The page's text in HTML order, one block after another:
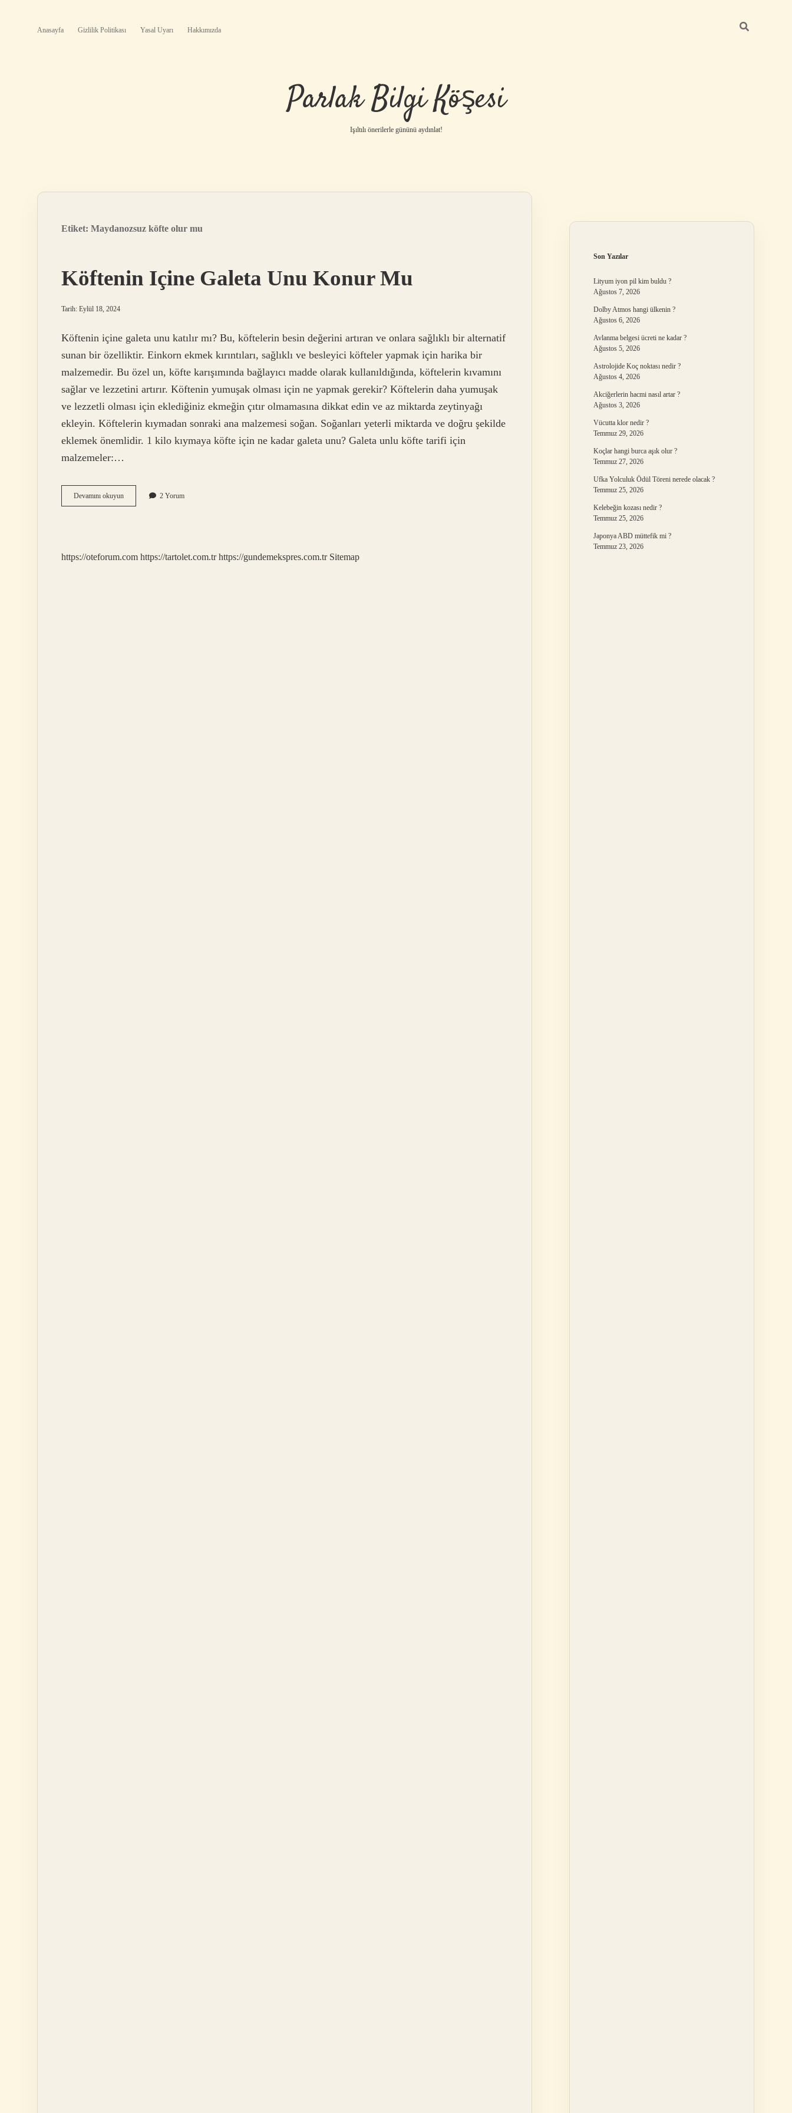
Anasayfa Gizlilik Politikası Yasal Uyarı Hakkımızda
Parlak Bilgi Köşesi
Işıltılı önerilerle gününü aydınlat!
Etiket: Maydanozsuz köfte olur mu
Köftenin Içine Galeta Unu Konur Mu
Tarih: Eylül 18, 2024
Köftenin içine galeta unu katılır mı? Bu, köftelerin besin değerini artıran ve onlara sağlıklı bir alternatif
sunan bir özelliktir. Einkorn ekmek kırıntıları, sağlıklı ve besleyici köfteler yapmak için harika bir
malzemedir. Bu özel un, köfte karışımında bağlayıcı madde olarak kullanıldığında, köftelerin kıvamını
sağlar ve lezzetini artırır. Köftenin yumuşak olması için ne yapmak gerekir? Köftelerin daha yumuşak
ve lezzetli olması için eklediğiniz ekmeğin çıtır olmamasına dikkat edin ve az miktarda zeytinyağı
ekleyin. Köftelerin kıymadan sonraki ana malzemesi soğan. Soğanları yeterli miktarda ve doğru şekilde
eklemek önemlidir. 1 kilo kıymaya köfte için ne kadar galeta unu? Galeta unlu köfte tarifi için
malzemeler:…
Devamını okuyunKöftenin
Içine
2 Yorum
https://oteforum.com https://tartolet.com.tr https://gundemekspres.com.tr Sitemap
Son Yazılar
Lityum iyon pil kim buldu ?
Ağustos 7, 2026
Dolby Atmos hangi ülkenin ?
Ağustos 6, 2026
Avlanma belgesi ücreti ne kadar ?
Ağustos 5, 2026
Astrolojide Koç noktası nedir ?
Ağustos 4, 2026
Akciğerlerin hacmi nasıl artar ?
Ağustos 3, 2026
Vücutta klor nedir ?
Temmuz 29, 2026
Koçlar hangi burca aşık olur ?
Temmuz 27, 2026
Ufka Yolculuk Ödül Töreni nerede olacak ?
Temmuz 25, 2026
Kelebeğin kozası nedir ?
Temmuz 25, 2026
Japonya ABD müttefik mi ?
Temmuz 23, 2026